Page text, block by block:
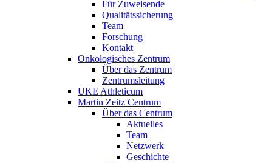
Für Zuweisende
Qualitätssicherung
Team
Forschung
Kontakt
Onkologisches Zentrum
Über das Zentrum
Zentrumsleitung
UKE Athleticum
Martin Zeitz Centrum
Über das Centrum
Aktuelles
Team
Netzwerk
Geschichte